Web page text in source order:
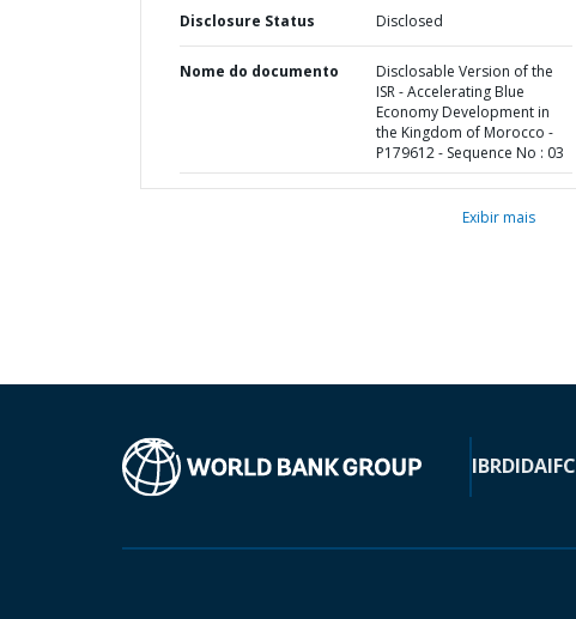
Disclosure Status Disclosed
Nome do documento
Disclosable Version of the
ISR - Accelerating Blue
Economy Development in
the Kingdom of Morocco -
P179612 - Sequence No : 03
Exibir mais
IBRDIDAIFC